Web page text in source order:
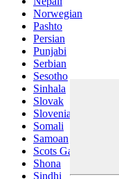
Norwegian
Pashto
Persian
Punjabi
Serbian
Sesotho
Sinhala
Slovak
Slovenian
Somali
Samoan
Scots Gaelic
Shona
Sindhi